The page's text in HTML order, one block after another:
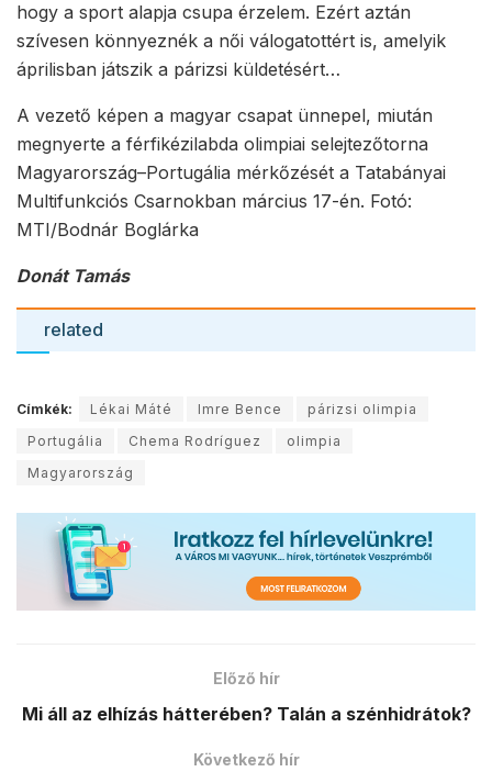
hogy a sport alapja csupa érzelem. Ezért aztán
szívesen könnyeznék a női válogatottért is, amelyik
áprilisban játszik a párizsi küldetésért…
A vezető képen a magyar csapat ünnepel, miután
megnyerte a férfikézilabda olimpiai selejtezőtorna
Magyarország–Portugália mérkőzését a Tatabányai
Multifunkciós Csarnokban március 17-én. Fotó:
MTI/Bodnár Boglárka
Donát Tamás
related
Címkék: Lékai Máté Imre Bence
párizsi olimpia
Portugália
Chema Rodríguez
olimpia
Magyarország
Előző hír
Mi áll az elhízás hátterében? Talán a szénhidrátok?
Következő hír